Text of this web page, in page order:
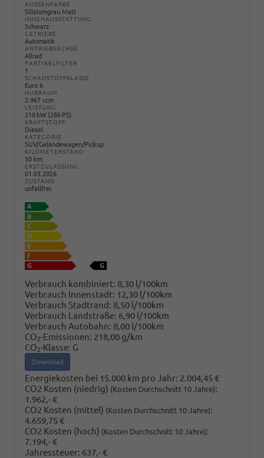
AUSSENFARBE
Siliziumgrau Matt
INNENAUSSTATTUNG
Schwarz
GETRIEBE
Automatik
ANTRIEBSACHSE
Allrad
PARTIKELFILTER
1
SCHADSTOFFKLASSE
Euro 6
HUBRAUM
2.967 ccm
LEISTUNG
210 kW (286 PS)
KRAFTSTOFF
Diesel
KATEGORIE
SUV/Geländewagen/Pickup
KILOMETERSTAND
50 km
ERSTZULASSUNG
01.03.2026
ZUSTAND
unfallfrei
Verbrauch kombiniert: 8,30 l/100km
Verbrauch Innenstadt: 12,30 l/100km
Verbrauch Stadtrand: 8,50 l/100km
Verbrauch Landstraße: 6,90 l/100km
Verbrauch Autobahn: 8,00 l/100km
CO2-Emissionen: 218,00 g/km
CO2-Klasse: G
Download
Energiekosten bei 15.000 km pro Jahr: 2.004,45 €
CO2 Kosten (niedrig) (Kosten Durchschnitt 10 Jahre):
1.962,- €
CO2 Kosten (mittel) (Kosten Durchschnitt 10 Jahre):
4.659,75 €
CO2 Kosten (hoch) (Kosten Durchschnitt 10 Jahre):
7.194,- €
Jahressteuer: 637,- €